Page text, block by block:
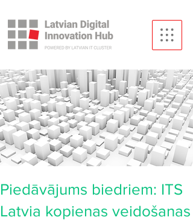
Piedāvājums biedriem: ITS
Latvia kopienas veidošanas